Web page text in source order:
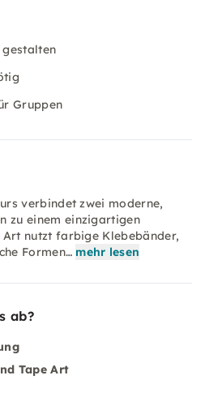
gestalten
Gruppen
verbindet zwei moderne,
zu einem einzigartigen
nutzt farbige Klebebänder,
Formen… mehr lesen
ab?
Tape Art